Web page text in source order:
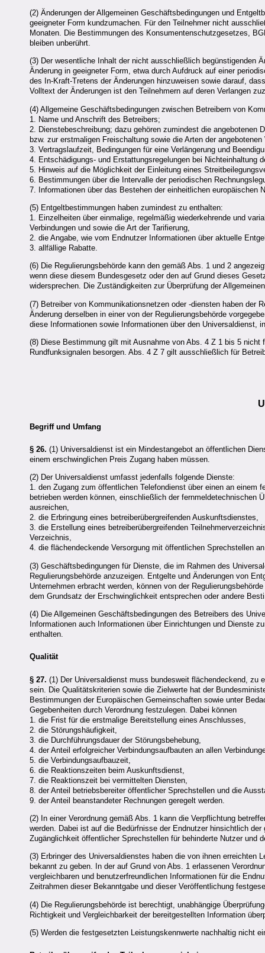
(2) Änderungen der Allgemeinen Geschäftsbedingungen und
geeigneter Form kundzumachen. Für den Teilnehmer nicht
Monaten. Die Bestimmungen des Konsumentenschutzgesetzes,
bleiben unberührt.
(3) Der wesentliche Inhalt der nicht ausschließlich begünstigenden
Änderung in geeigneter Form, etwa durch Aufdruck auf einer
des In-Kraft-Tretens der Änderungen hinzuweisen sowie darauf,
Volltext der Änderungen ist den Teilnehmern auf deren Verlangen
(4) Allgemeine Geschäftsbedingungen zwischen Betreibern von
1. Name und Anschrift des Betreibers;
2. Dienstebeschreibung; dazu gehören zumindest die
bzw. zur erstmaligen Freischaltung sowie die Arten der
3. Vertragslaufzeit, Bedingungen für eine Verlängerung und
4. Entschädigungs- und Erstattungsregelungen bei Nichteinhaltung
5. Hinweis auf die Möglichkeit der Einleitung eines
6. Bestimmungen über die Intervalle der periodischen
7. Informationen über das Bestehen der einheitlichen europäischen
(5) Entgeltbestimmungen haben zumindest zu enthalten:
1. Einzelheiten über einmalige, regelmäßig wiederkehrende und
Verbindungen und sowie die Art der Tarifierung,
2. die Angabe, wie vom Endnutzer Informationen über aktuelle
3. allfällige Rabatte.
(6) Die Regulierungsbehörde kann den gemäß Abs. 1 und 2
wenn diese diesem Bundesgesetz oder den auf Grund dieses
widersprechen. Die Zuständigkeiten zur Überprüfung der
(7) Betreiber von Kommunikationsnetzen oder -diensten haben der
Änderung derselben in einer von der Regulierungsbehörde
diese Informationen sowie Informationen über den Universaldienst,
(8) Diese Bestimmung gilt mit Ausnahme von Abs. 4 Z 1 bis 5
Rundfunksignalen besorgen. Abs. 4 Z 7 gilt ausschließlich für
Begriff und Umfang
§ 26. (1) Universaldienst ist ein Mindestangebot an öffentlichen
einem erschwinglichen Preis Zugang haben müssen.
(2) Der Universaldienst umfasst jedenfalls folgende Dienste:
1. den Zugang zum öffentlichen Telefondienst über einen an
betrieben werden können, einschließlich der fernmeldetechnischen
ausreichen,
2. die Erbringung eines betreiberübergreifenden Auskunftsdienstes,
3. die Erstellung eines betreiberübergreifenden
Verzeichnis,
4. die flächendeckende Versorgung mit öffentlichen Sprechstellen
(3) Geschäftsbedingungen für Dienste, die im Rahmen des
Regulierungsbehörde anzuzeigen. Entgelte und Änderungen von
Unternehmen erbracht werden, können von der
dem Grundsatz der Erschwinglichkeit entsprechen oder andere
(4) Die Allgemeinen Geschäftsbedingungen des Betreibers des
Informationen auch Informationen über Einrichtungen und Dienste
enthalten.
Qualität
§ 27. (1) Der Universaldienst muss bundesweit flächendeckend, zu
sein. Die Qualitätskriterien sowie die Zielwerte hat der
Bestimmungen der Europäischen Gemeinschaften sowie unter
Gegebenheiten durch Verordnung festzulegen. Dabei können
1. die Frist für die erstmalige Bereitstellung eines Anschlusses,
2. die Störungshäufigkeit,
3. die Durchführungsdauer der Störungsbehebung,
4. der Anteil erfolgreicher Verbindungsaufbauten an allen
5. die Verbindungsaufbauzeit,
6. die Reaktionszeiten beim Auskunftsdienst,
7. die Reaktionszeit bei vermittelten Diensten,
8. der Anteil betriebsbereiter öffentlicher Sprechstellen und die
9. der Anteil beanstandeter Rechnungen geregelt werden.
(2) In einer Verordnung gemäß Abs. 1 kann die Verpflichtung
werden. Dabei ist auf die Bedürfnisse der Endnutzer hinsichtlich
Zugänglichkeit öffentlicher Sprechstellen für behinderte Nutzer und
(3) Erbringer des Universaldienstes haben die von ihnen erreichten
bekannt zu geben. In der auf Grund von Abs. 1 erlassenen
vergleichbaren und benutzerfreundlichen Informationen für die
Zeitrahmen dieser Bekanntgabe und dieser Veröffentlichung
(4) Die Regulierungsbehörde ist berechtigt, unabhängige
Richtigkeit und Vergleichbarkeit der bereitgestellten Information
(5) Werden die festgesetzten Leistungskennwerte nachhaltig nicht